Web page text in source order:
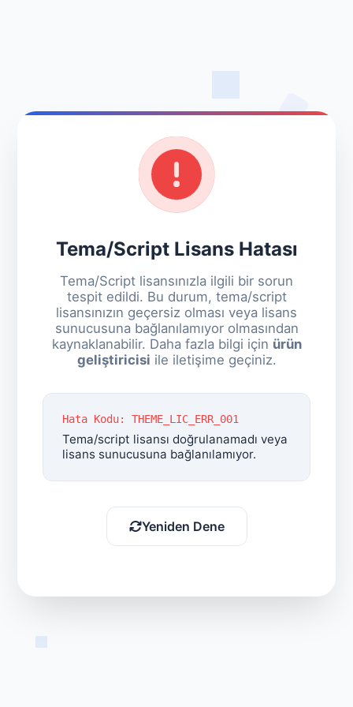
Tema/Script Lisans Hatası
Tema/Script lisansınızla ilgili bir sorun
tespit edildi. Bu durum, tema/script
lisansınızın geçersiz olması veya lisans
sunucusuna bağlanılamıyor olmasından
kaynaklanabilir. Daha fazla bilgi için ürün
geliştiricisi ile iletişime geçiniz.
Hata Kodu: THEME_LIC_ERR_001
Tema/script lisansı doğrulanamadı veya
lisans sunucusuna bağlanılamıyor.
Yeniden Dene